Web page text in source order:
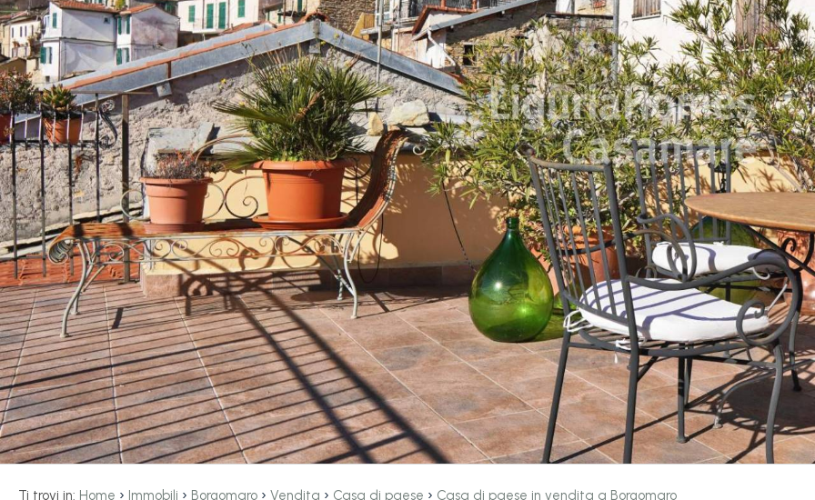
Ti trovi in: Home › Immobili › Borgomaro › Vendita › Casa di paese › Casa di paese in vendita a Borgomaro
siamo
I
nostri
servizi
La
Liguria
Ricerca
case
Blog
Contatti
Preferiti
(0)
Comune
Tipologia
-
multiscelta
Qualsiasi
Residenziali
Terreni